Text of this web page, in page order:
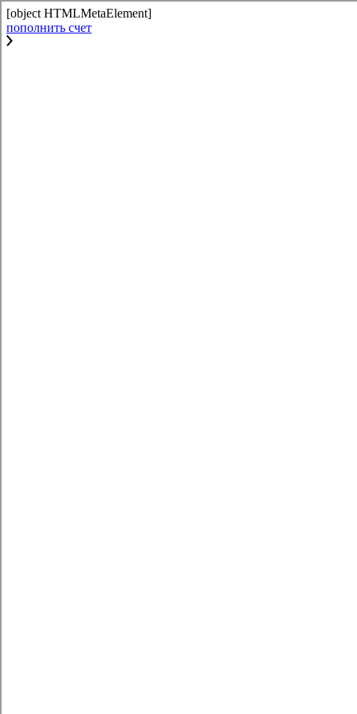
[object HTMLMetaElement]
пополнить счет